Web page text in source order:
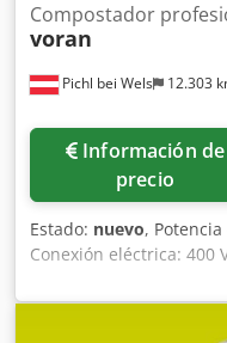
Pichl bei Wels 12.303
Compostador
voran
Información de
precio
Estado: nuevo, Potencia
Conexión eléctrica: 400
16 A Longitud: 880 mm
Dcodpfx Akjb Nvn Tjhjk
Altura de la salida: 450